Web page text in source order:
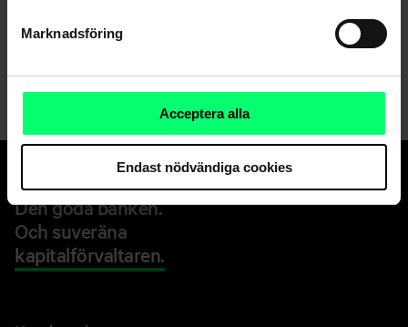
Marknadsföring
Acceptera alla
Endast nödvändiga cookies
Den goda banken.
Och suveräna
kapitalförvaltaren.